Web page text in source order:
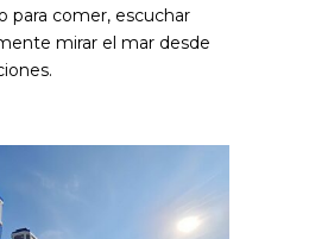
para comer, escuchar
mirar el mar desde